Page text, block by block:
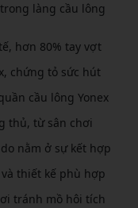
làng cầu lông
hơn 80% tay vợt
chứng tỏ sức hút
cầu lông Yonex
thủ, từ sân chơi
nằm ở sự kết hợp
thiết kế phù hợp
tránh mồ hôi tích